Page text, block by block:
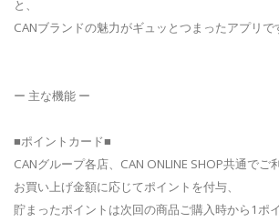
と、
CANブランドの魅力がギュッとつまったアプリで
ー 主な機能 ー
■ポイントカード■
CANグループ各店、CAN ONLINE SHOP共通でご
お買い上げ金額に応じてポイントを付与、
貯まったポイントは次回の商品ご購入時から1ポ